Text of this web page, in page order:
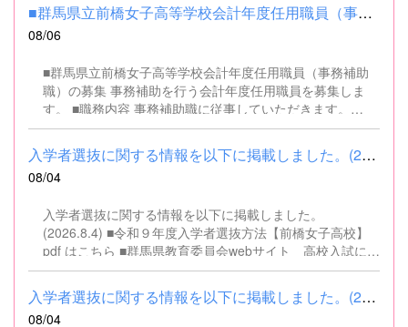
■群馬県立前橋女子高等学校会計年度任用職員（事務補助職）の募集...
08/06
■群馬県立前橋女子高等学校会計年度任用職員（事務補助
職）の募集 事務補助を行う会計年度任用職員を募集しま
す。 ■職務内容 事務補助職に従事していただきます。
SSH（スーパーサイエンスハイスクール）事業にかかるパ
ソコンでの文書・資料作成、データ入力・整理事務、電話
対応、書類の整理、その他事務補助業務全般 ■募集人数 １
名 ■募集対象 以下の条件を満たしている方 基本的なパソコ
する方は、応募できませんので御了承ください。 （1）地
方公務員法第16条に該当する者（以下のいずれかに該当す
る人） ・禁錮以上の刑に処せられ、その執行を終わるまで
又は執行を受けることがなくなるまでの者 ・群馬県職員と
して懲戒免職の処分を受け、当該処分の日から2年を経過
しない者 ・人事委員会又は公平委員会の委員の職にあっ
入学者選抜に関する情報を以下に掲載しました。(2026.8.4) ■令和...
08/04
入学者選抜に関する情報を以下に掲載しました。
(2026.8.4) ■令和９年度入学者選抜方法【前橋女子高校】
pdf はこちら ■群馬県教育委員会webサイト 高校入試に関
するページはこちら
入学者選抜に関する情報を以下に掲載しました。(2026.8.4) ■令和...
08/04